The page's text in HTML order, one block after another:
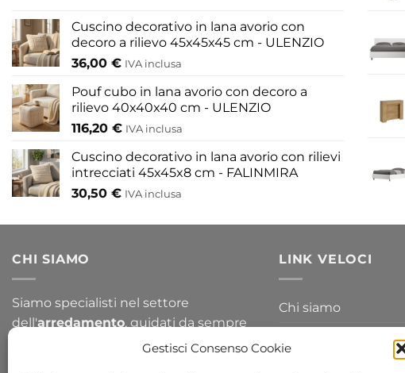
Gestisci Consenso Cookie
scelte
nella
pagina
prodotto
scelte
nella
prodotto
Cuscino decorativo in lana avorio con
decoro a rilievo 45x45x45 cm - ULENZIO
36,00 € IVA inclusa
Pouf cubo in lana avorio con decoro a
rilievo 40x40x40 cm - ULENZIO
116,20 € IVA inclusa
Cuscino decorativo in lana avorio con rilievi
intrecciati 45x45x8 cm - FALINMIRA
30,50 € IVA inclusa
CHI SIAMO
Siamo specialisti nel settore
dell'arredamento, guidati da sempre
per la passione del design. Arredare il
LINK VELOCI
Chi siamo